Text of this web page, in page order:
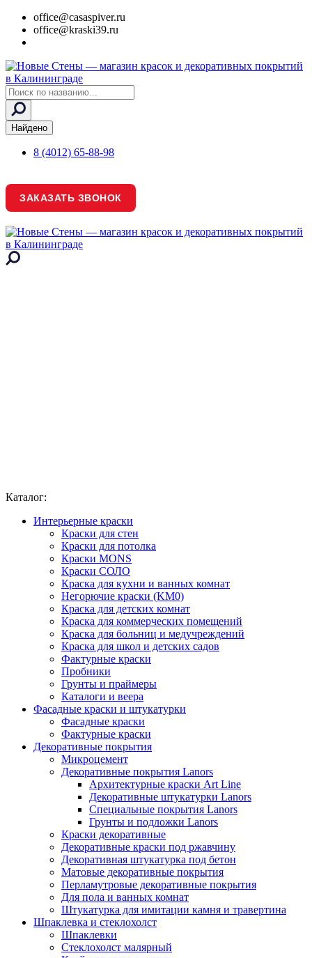
office@casaspiver.ru
office@kraski39.ru
Search
...
Найдено
8 (4012) 65-88-98
ЗАКАЗАТЬ ЗВОНОК
Каталог:
Интерьерные краски
Краски для стен
Краски для потолка
Краски MONS
Краски СОЛО
Краска для кухни и ванных комнат
Негорючие краски (KM0)
Краска для детских комнат
Краска для коммерческих помещений
Краска для больниц и медучреждений
Краска для школ и детских садов
Фактурные краски
Пробники
Грунты и праймеры
Каталоги и веера
Фасадные краски и штукатурки
Фасадные краски
Фактурные краски
Декоративные покрытия
Микроцемент
Декоративные покрытия Lanors
Архитектурные краски Art Line
Декоративные штукатурки Lanors
Специальные покрытия Lanors
Грунты и подложки Lanors
Краски декоративные
Декоративные краски под ржавчину
Декоративная штукатурка под бетон
Матовые декоративные покрытия
Перламутровые декоративные покрытия
Для пола и ванных комнат
Штукатурка для имитации камня и травертина
Шпаклевка и стеклохолст
Шпаклевки
Стеклохолст малярный